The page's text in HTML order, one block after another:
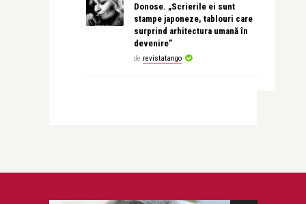
Donose. „Scrierile ei sunt
stampe japoneze, tablouri care
surprind arhitectura umană în
devenire”
de revistatango